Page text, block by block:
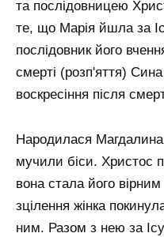
та послідовницею
те, що Марія йшла за
послідовник його
смерті (розп'яття)
воскресіння після
Народилася Магдалина
мучили біси. Христос
вона стала його
зцілення жінка
ним. Разом з нею за